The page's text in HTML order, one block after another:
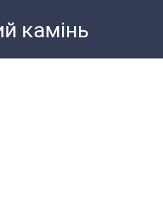
камiнь